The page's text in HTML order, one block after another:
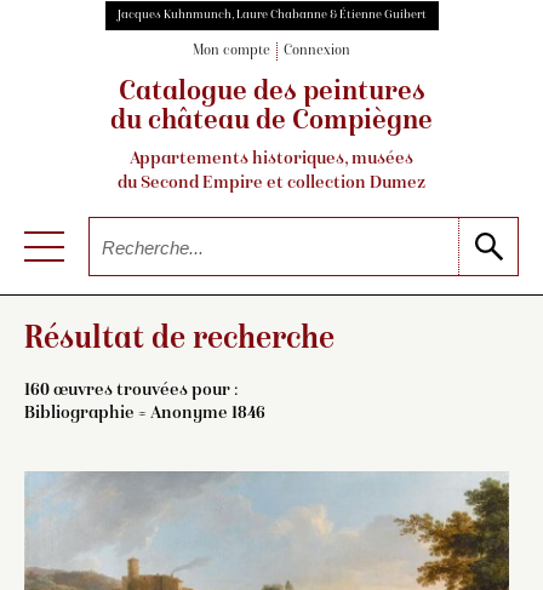
Jacques Kuhnmunch, Laure Chabanne & Étienne Guibert
Mon compte Connexion
Catalogue des peintures
du château de Compiègne
Appartements historiques, musées
du Second Empire et collection Dumez
Résultat de recherche
160 œuvres trouvées pour :
Bibliographie = Anonyme 1846